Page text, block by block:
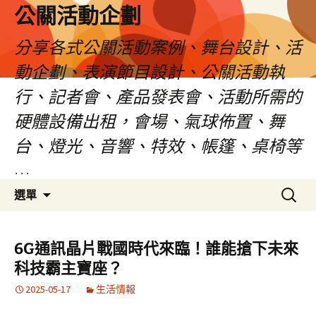
公關活動企劃
分享各式公關活動案例、舞台設計、活
動企劃、表演節目設計、公關活動執
行、記者會、產品發表會、活動所需的
硬體設備出租，會場、氣球佈置、舞
台、燈光、音響、特效、帳篷、桌椅等
…
選單
要
內
容
搜
尋
鍵
字:
6G通訊晶片戰國時代來臨！誰能搶下未來
科技霸主寶座？
2025-05-17 生活情報